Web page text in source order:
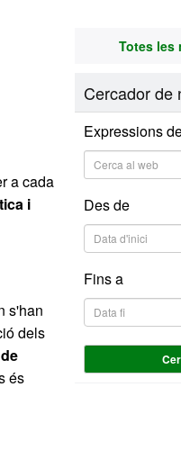
a cada
i
s'han
dels
és
Totes les
Cercador de
Expressions
Des de
Fins a